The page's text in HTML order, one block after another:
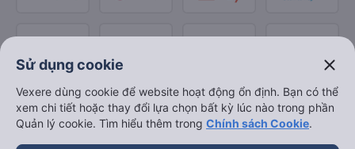
Sử dụng cookie close
Vexere dùng cookie để website hoạt động ổn định. Bạn có thể
xem chi tiết hoặc thay đổi lựa chọn bất kỳ lúc nào trong phần
Quản lý cookie. Tìm hiểu thêm trong Chính sách Cookie.